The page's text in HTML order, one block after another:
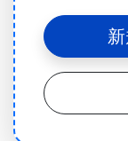
神経膠腫は従来
く、また、腫瘍
新しい免疫系治
に、血液脳関門
腫瘍に効果的な